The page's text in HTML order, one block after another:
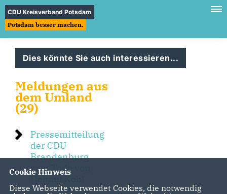
CDU Kreisverband Potsdam
Potsdam besser machen.
Dies könnte Sie auch interessieren...
Meldungen aus
dem Umland
(29)
Pressemitteilung
der CDU
Brandenburg
zum Tode von
Cookie Hinweis
Diese Webseite verwendet Cookies, die notwendig